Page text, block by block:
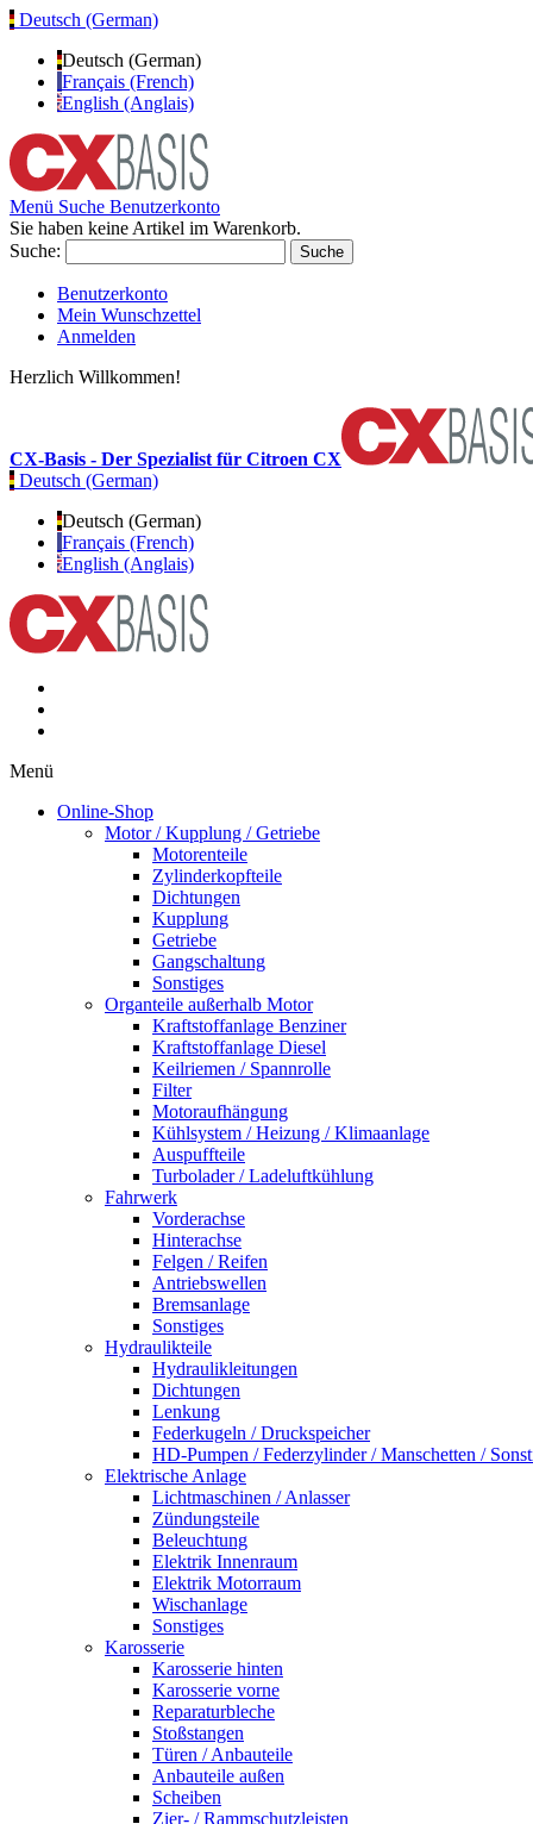
Deutsch (German)
Deutsch (German)
Français (French)
English (Anglais)
Menü Suche Benutzerkonto
Sie haben keine Artikel im Warenkorb.
Suche:
Suche
Benutzerkonto
Mein Wunschzettel
Anmelden
Herzlich Willkommen!
CX-Basis - Der Spezialist für Citroen CX
Deutsch (German)
Deutsch (German)
Français (French)
English (Anglais)
Menü
Online-Shop
Motor / Kupplung / Getriebe
Motorenteile
Zylinderkopfteile
Dichtungen
Kupplung
Getriebe
Gangschaltung
Sonstiges
Organteile außerhalb Motor
Kraftstoffanlage Benziner
Kraftstoffanlage Diesel
Keilriemen / Spannrolle
Filter
Motoraufhängung
Kühlsystem / Heizung / Klimaanlage
Auspuffteile
Turbolader / Ladeluftkühlung
Fahrwerk
Vorderachse
Hinterachse
Felgen / Reifen
Antriebswellen
Bremsanlage
Sonstiges
Hydraulikteile
Hydraulikleitungen
Dichtungen
Lenkung
Federkugeln / Druckspeicher
HD-Pumpen / Federzylinder / Manschetten /
Elektrische Anlage
Lichtmaschinen / Anlasser
Zündungsteile
Beleuchtung
Elektrik Innenraum
Elektrik Motorraum
Wischanlage
Sonstiges
Karosserie
Karosserie hinten
Karosserie vorne
Reparaturbleche
Stoßstangen
Türen / Anbauteile
Anbauteile außen
Scheiben
Zier- / Rammschutzleisten